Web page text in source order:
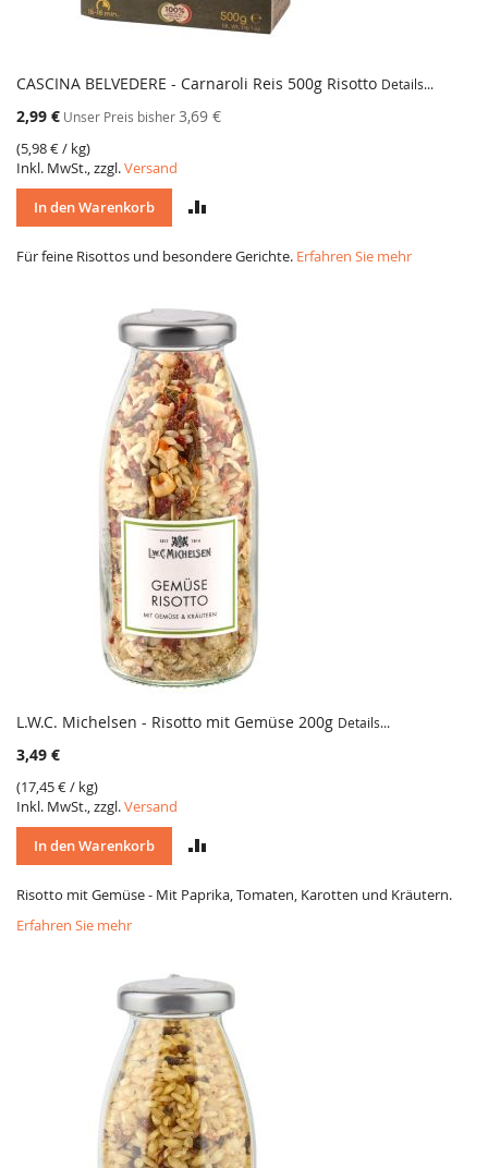
CASCINA BELVEDERE - Carnaroli Reis 500g Risotto Details...
Sonderangebot
2,99 € Unser Preis bisher3,69 €
(5,98 €/ kg)
Inkl. MwSt., zzgl.Versand
In den Warenkorb
VERGLEICH
Für feine Risottos und besondere Gerichte. Erfahren Sie mehr
L.W.C. Michelsen - Risotto mit Gemüse 200g Details...
3,49 €
(17,45 €/ kg)
Inkl. MwSt., zzgl.Versand
In den Warenkorb
VERGLEICH
Risotto mit Gemüse - Mit Paprika, Tomaten, Karotten und Kräutern.
Erfahren Sie mehr